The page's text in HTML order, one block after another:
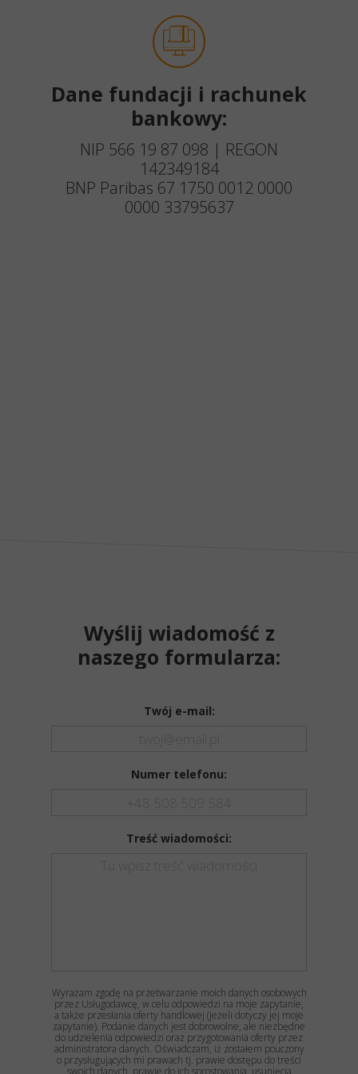
Twój e-mail:
Numer telefonu:
Treść wiadomości:
Wyrażam zgodę na przetwarzanie moich danych osobowych
przez Usługodawcę, w celu odpowiedzi na moje zapytanie,
a także przesłania oferty handlowej (jeżeli dotyczy jej moje
zapytanie). Podanie danych jest dobrowolne, ale niezbędne
do udzielenia odpowiedzi oraz przygotowania oferty przez
administratora danych. Oświadczam, iż zostałem pouczony
o przysługujących mi prawach tj. prawie dostępu do treści
swoich danych, prawie do ich sprostowania, usunięcia
Dane fundacji i rachunek
bankowy:
NIP 566 19 87 098 | REGON
142349184
BNP Paribas 67 1750 0012 0000
0000 33795637
Wyślij wiadomość z
naszego formularza: